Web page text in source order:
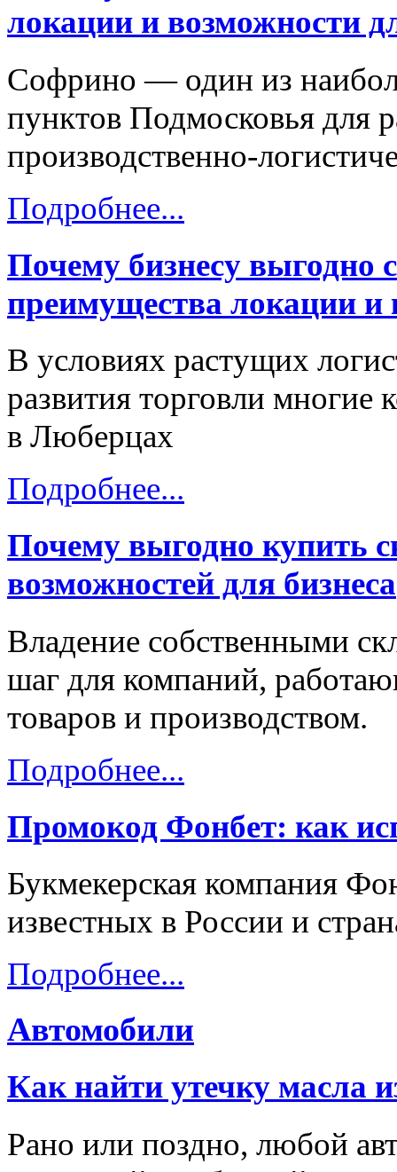
локации и возможности
Софрино — один из
пунктов Подмосковья для
производственно-
Подробнее...
Почему бизнесу выгодно
преимущества локации
В условиях растущих
развития торговли многие
в Люберцах
Подробнее...
Почему выгодно купить
возможностей для бизнеса
Владение собственными
шаг для компаний,
товаров и производством.
Подробнее...
Промокод Фонбет: как
Букмекерская компания
известных в России и
Подробнее...
Автомобили
Как найти утечку масла
Рано или поздно, любой